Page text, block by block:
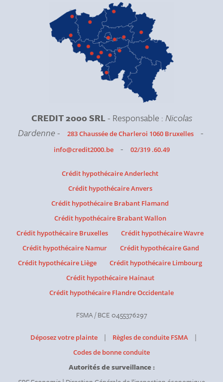
CREDIT 2000 SRL- Responsable :Nicolas
Dardenne- 283 Chaussée de Charleroi 1060 Bruxelles -
info@credit2000.be - 02/319 .60.49
Crédit hypothécaire Anderlecht
Crédit hypothécaire Anvers
Crédit hypothécaire Brabant Flamand
Crédit hypothécaire Brabant Wallon
Crédit hypothécaire Bruxelles
Crédit hypothécaire Wavre
Crédit hypothécaire Namur
Crédit hypothécaire Gand
Crédit hypothécaire Liège
Crédit hypothécaire Limbourg
Crédit hypothécaire Hainaut
Crédit hypothécaire Flandre Occidentale
FSMA / BCE 0455376297
Déposez votre plainte | Règles de conduite FSMA |
Codes de bonne conduite
Autorités de surveillance :